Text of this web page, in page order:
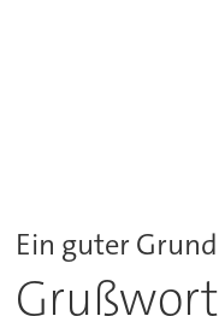
Ein guter